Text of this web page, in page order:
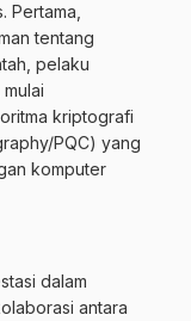
Pertama,
tentang
pelaku
kriptografi
PQC) yang
komputer
dalam
antara